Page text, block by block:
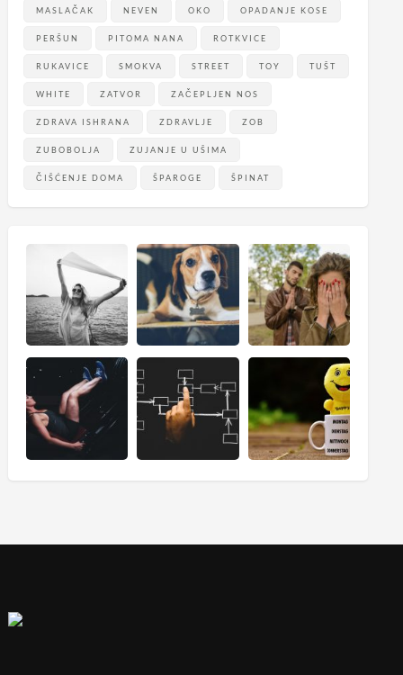
MASLAČAK NEVEN OKO OPADANJE KOSE
PERŠUN PITOMA NANA ROTKVICE
RUKAVICE SMOKVA STREET TOY TUŠT
WHITE ZATVOR ZAČEPLJEN NOS
ZDRAVA ISHRANA ZDRAVLJE ZOB
ZUBOBOLJA ZUJANJE U UŠIMA
ČIŠĆENJE DOMA ŠPAROGE ŠPINAT